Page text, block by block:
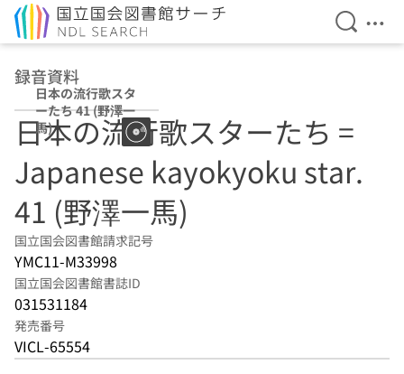
検索を
メ
録音資料
日本の流行歌スタ
ーたち 41 (野澤一
馬)
日本の流行歌スターたち =
Japanese kayokyoku star.
41 (野澤一馬)
国立国会図書館請求記号
YMC11-M33998
国立国会図書館書誌ID
031531184
発売番号
VICL-65554